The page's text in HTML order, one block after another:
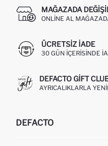
MAĞAZADA
ONLINE AL
ÜCRETSIZ IADE
30 GÜN IÇERISINDE
DEFACTO GIFT
AYRICALIKLARLA
DEFACTO